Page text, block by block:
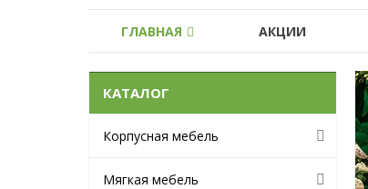
ГЛАВНАЯ АКЦИИ
КАТАЛОГ
Корпусная мебель
Мягкая мебель